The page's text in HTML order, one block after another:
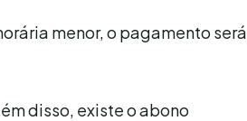
menor, o pagamento será
disso, existe o abono